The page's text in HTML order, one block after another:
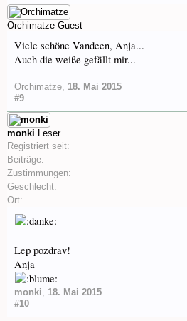
Orchimatze Guest
Viele schöne Vandeen, Anja...
Auch die weiße gefällt mir...
Orchimatze, 18. Mai 2015
#9
monki Leser
Registriert seit:
Beiträge:
Zustimmungen:
Geschlecht:
Ort:
Lep pozdrav!
Anja
monki, 18. Mai 2015
#10